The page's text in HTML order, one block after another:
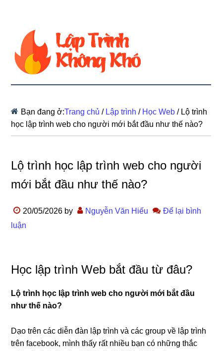
Bạn đang ở:Trang chủ / Lập trình / Học Web /Lộ trình
học lập trình web cho người mới bắt đầu như thế nào?
Lộ trình học lập trình web cho người
mới bắt đầu như thế nào?
20/05/2026 by Nguyễn Văn Hiếu
Để lại bình
luận
Học lập trình Web bắt đầu từ đâu?
Lộ trình học lập trình web cho người mới bắt đầu
như thế nào?
Dạo trên các diễn đàn lập trình và các group về lập trình
trên facebook, mình thấy rất nhiều bạn có những thắc